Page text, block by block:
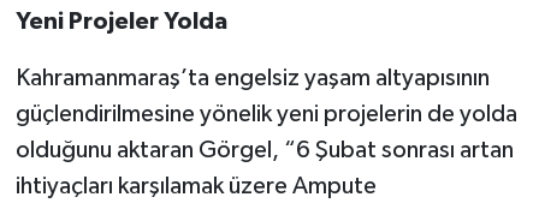
Yeni Projeler Yolda
Kahramanmaraş’ta engelsiz yaşam altyapısının
güçlendirilmesine yönelik yeni projelerin de yolda
olduğunu aktaran Görgel, “6 Şubat sonrası artan
ihtiyaçları karşılamak üzere Ampute